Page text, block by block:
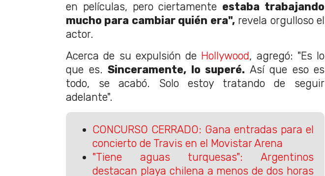
en películas, pero ciertamente estaba trabajando
mucho para cambiar quién era",revela orgulloso el
actor.
Acerca de su expulsión de Hollywood, agregó: "Es lo
que es. Sinceramente, lo superé. Así que eso es
todo, se acabó. Solo estoy tratando de seguir
adelante".
CONCURSO CERRADO: Gana entradas para el
concierto de Travis en el Movistar Arena
"Tiene aguas turquesas": Argentinos
destacan playa chilena a menos de dos horas